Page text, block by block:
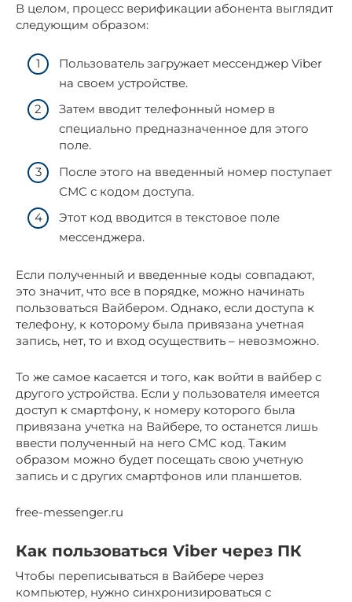
В целом, процесс верификации абонента выглядит
следующим образом:
Пользователь загружает мессенджер Viber
на своем устройстве.
Затем вводит телефонный номер в
специально предназначенное для этого
поле.
После этого на введенный номер поступает
СМС с кодом доступа.
Этот код вводится в текстовое поле
мессенджера.
Если полученный и введенные коды совпадают,
это значит, что все в порядке, можно начинать
пользоваться Вайбером. Однако, если доступа к
телефону, к которому была привязана учетная
запись, нет, то и вход осуществить – невозможно.
То же самое касается и того, как войти в вайбер с
другого устройства. Если у пользователя имеется
доступ к смартфону, к номеру которого была
привязана учетка на Вайбере, то останется лишь
ввести полученный на него СМС код. Таким
образом можно будет посещать свою учетную
запись и с других смартфонов или планшетов.
free-messenger.ru
Как пользоваться Viber через ПК
Чтобы переписываться в Вайбере через
компьютер, нужно синхронизироваться с